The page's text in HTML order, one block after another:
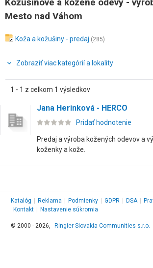
Mesto nad Váhom
Koža a kožušiny - predaj (285)
Zobraziť viac kategórií a lokality
1 - 1 z celkom 1 výsledkov
Jana Herinková - HERCO
Pridať hodnotenie
Predaj a výroba kožených odevov a
koženky a kože.
Katalóg Reklama Podmienky GDPR DSA
Kontakt
Nastavenie súkromia
© 2000 - 2026, Ringier Slovakia Communities s.r.o.